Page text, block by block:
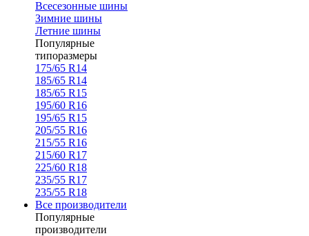
Всесезонные шины
Зимние шины
Летние шины
Популярные
типоразмеры
175/65 R14
185/65 R14
185/65 R15
195/60 R16
195/65 R15
205/55 R16
215/55 R16
215/60 R17
225/60 R18
235/55 R17
235/55 R18
Все производители
Популярные
производители